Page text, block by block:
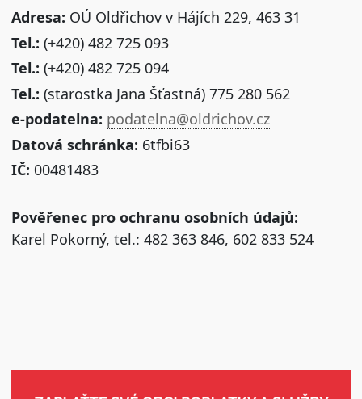
Adresa: OÚ Oldřichov v Hájích 229, 463 31
Tel.: (+420) 482 725 093
Tel.: (+420) 482 725 094
Tel.: (starostka Jana Šťastná) 775 280 562
e-podatelna: podatelna@oldrichov.cz
Datová schránka: 6tfbi63
IČ: 00481483
Pověřenec pro ochranu osobních údajů:
Karel Pokorný, tel.: 482 363 846, 602 833 524